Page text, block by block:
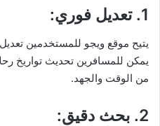
1. تعديل فوري :
يتيح موقع ويجو للمستخدمين
يمكن للمسافرين تحديث تواريخ
من الوقت والجهد.
2. بحث دقيق :